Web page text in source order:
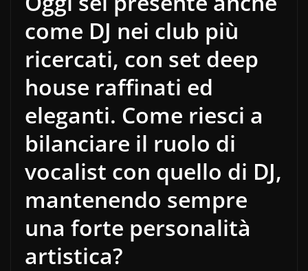
come DJ nei club più
ricercati, con set deep
house raffinati ed
eleganti. Come riesci a
bilanciare il ruolo di
vocalist con quello di DJ,
mantenendo sempre
una forte personalità
artistica?